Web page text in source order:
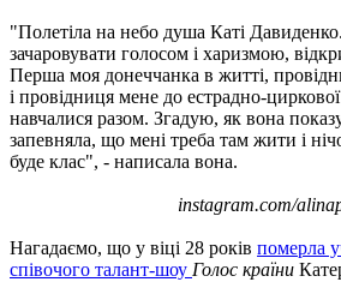
"Полетіла на небо душа Каті
зачаровувати голосом і харизмою,
Перша моя донеччанка в житті,
і провідниця мене до естрадно-
навчалися разом. Згадую, як вона
запевняла, що мені треба там жити і
буде клас", - написала вона.
instagram.com/
Нагадаємо, що у віці 28 років померла
співочого талант-шоу Голос країни